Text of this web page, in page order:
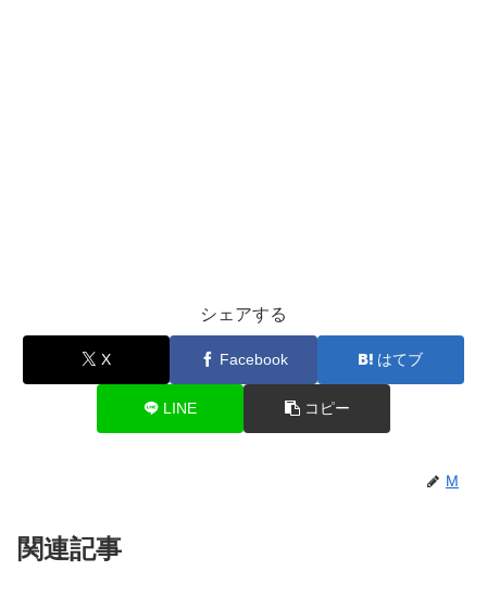
シェアする
X Facebook はてブ
LINE コピー
M
関連記事